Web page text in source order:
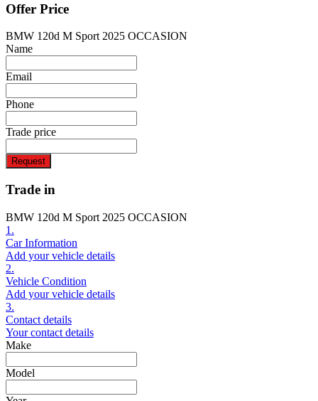
Offer Price
BMW 120d M Sport 2025 OCCASION
Name
Email
Phone
Trade price
Request
Trade in
BMW 120d M Sport 2025 OCCASION
1.
Car Information
Add your vehicle details
2.
Vehicle Condition
Add your vehicle details
3.
Contact details
Your contact details
Make
Model